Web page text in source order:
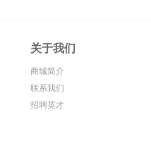
关于我们
商城简介
联系我们
招聘英才